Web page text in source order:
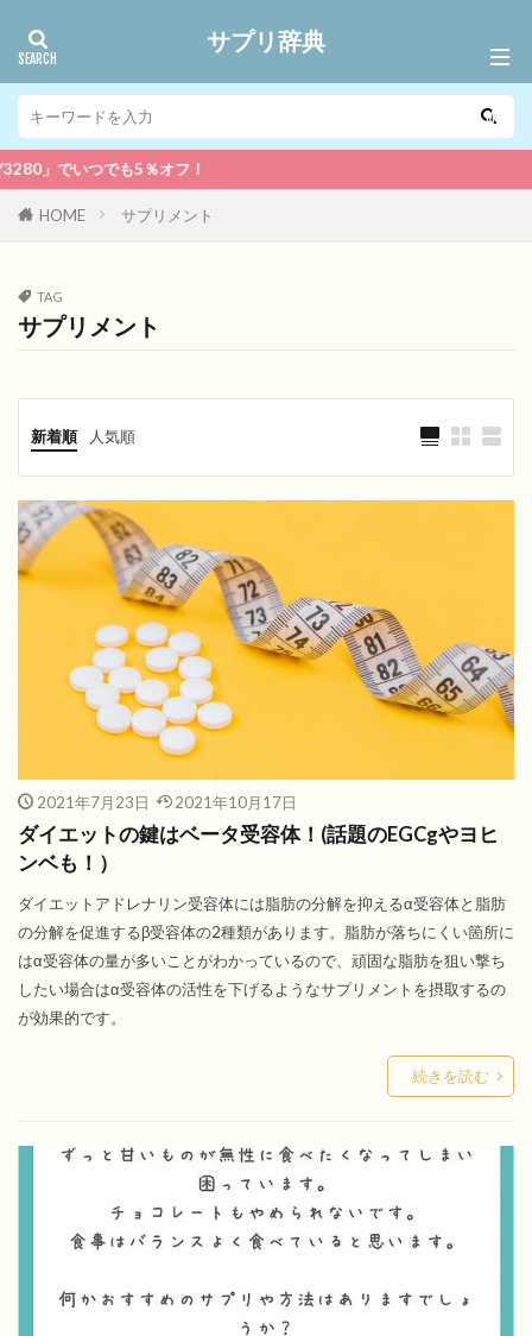
サプリ辞典
％オフ！
HOME サプリメント
TAG
サプリメント
新着順 人気順
2021年7月23日 2021年10月17日
ダイエットの鍵はベータ受容体！(話題のEGCgやヨヒ
ンベも！）
ダイエットアドレナリン受容体には脂肪の分解を抑えるα受容体と脂肪
の分解を促進するβ受容体の2種類があります。脂肪が落ちにくい箇所に
はα受容体の量が多いことがわかっているので、頑固な脂肪を狙い撃ち
したい場合はα受容体の活性を下げるようなサプリメントを摂取するの
が効果的です。
続きを読む